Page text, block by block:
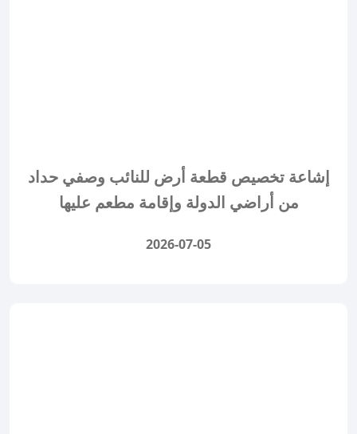
إشاعة تخصيص قطعة أرض للنائب وصفي حداد
من أراضي الدولة وإقامة مطعم عليها
2026-07-05